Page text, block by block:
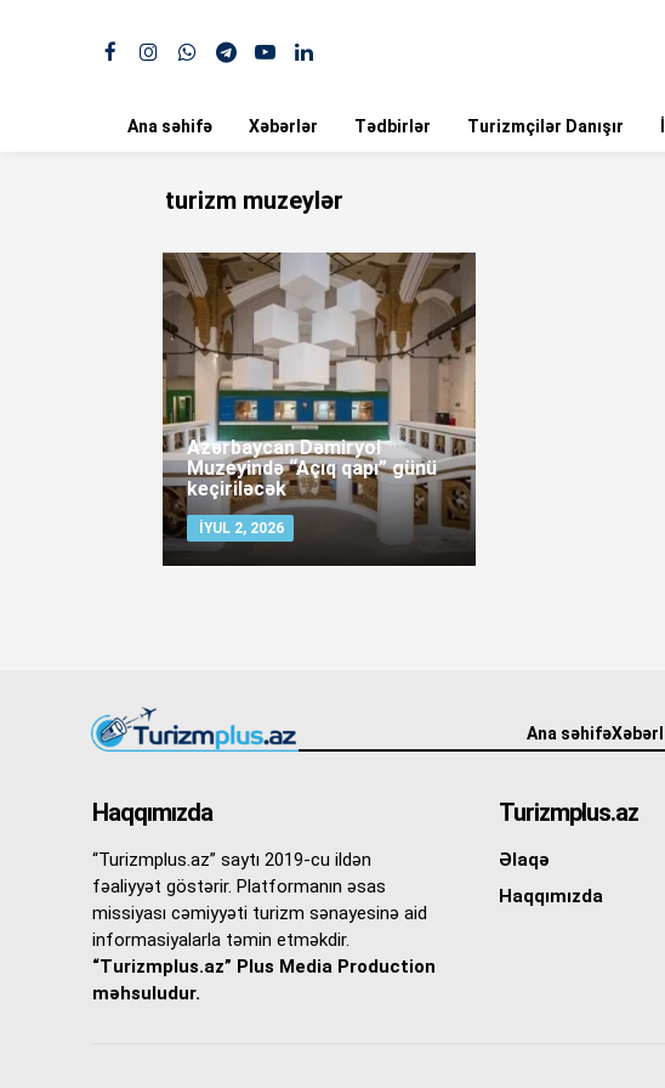
Ana səhifə Xəbərlər Tədbirlər Turizmçilər Danışır
turizm muzeylər
Azərbaycan Dəmiryol
Muzeyində “Açıq qapı” günü
keçiriləcək
İYUL 2, 2026
Ana səhifə
Haqqımızda
“Turizmplus.az” saytı 2019-cu ildən
fəaliyyət göstərir. Platformanın əsas
missiyası cəmiyyəti turizm sənayesinə aid
informasiyalarla təmin etməkdir.
“Turizmplus.az” Plus Media Production
məhsuludur.
Turizmplus.az
Əlaqə
Haqqımızda